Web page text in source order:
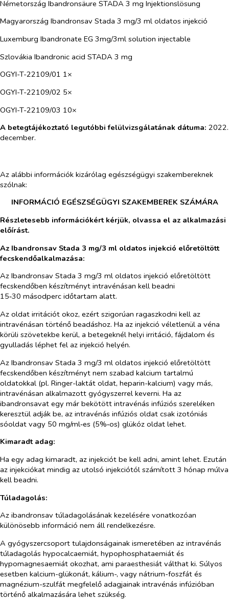
Németország Ibandronsäure STADA 3 mg Injektionslösung
Magyarország Ibandronsav Stada 3 mg/3 ml oldatos injekció
Luxemburg Ibandronate EG 3mg/3ml solution injectable
Szlovákia Ibandronic acid STADA 3 mg
OGYI-T-22109/01 1×
OGYI-T-22109/02 5×
OGYI-T-22109/03 10×
A betegtájékoztató legutóbbi felülvizsgálatának dátuma: 2022.
december.
Az alábbi információk kizárólag egészségügyi szakembereknek
szólnak:
INFORMÁCIÓ EGÉSZSÉGÜGYI SZAKEMBEREK SZÁMÁRA
Részletesebb információkért kérjük, olvassa el az alkalmazási
előírást.
Az Ibandronsav Stada 3 mg/3 ml oldatos injekció előretöltött
fecskendőalkalmazása:
Az Ibandronsav Stada 3 mg/3 ml oldatos injekció előretöltött
fecskendőben készítményt intravénásan kell beadni
15‑30 másodperc időtartam alatt.
Az oldat irritációt okoz, ezért szigorúan ragaszkodni kell az
intravénásan történő beadáshoz. Ha az injekció véletlenül a véna
körüli szövetekbe kerül, a betegeknél helyi irritáció, fájdalom és
gyulladás léphet fel az injekció helyén.
Az Ibandronsav Stada 3 mg/3 ml oldatos injekció előretöltött
fecskendőben készítményt nem szabad kalcium tartalmú
oldatokkal (pl. Ringer-laktát oldat, heparin-kalcium) vagy más,
intravénásan alkalmazott gyógyszerrel keverni. Ha az
ibandronsavat egy már bekötött intravénás infúziós szereléken
keresztül adják be, az intravénás infúziós oldat csak izotóniás
sóoldat vagy 50 mg/ml‑es (5%‑os) glükóz oldat lehet.
Kimaradt adag:
Ha egy adag kimaradt, az injekciót be kell adni, amint lehet. Ezután
az injekciókat mindig az utolsó injekciótól számított 3 hónap múlva
kell beadni.
Túladagolás:
Az ibandronsav túladagolásának kezelésére vonatkozóan
különösebb információ nem áll rendelkezésre.
A gyógyszercsoport tulajdonságainak ismeretében az intravénás
túladagolás hypocalcaemiát, hypophosphataemiát és
hypomagnesaemiát okozhat, ami paraesthesiát válthat ki. Súlyos
esetben kalcium-glükonát, kálium-, vagy nátrium-foszfát és
magnézium-szulfát megfelelő adagjainak intravénás infúzióban
történő alkalmazására lehet szükség.